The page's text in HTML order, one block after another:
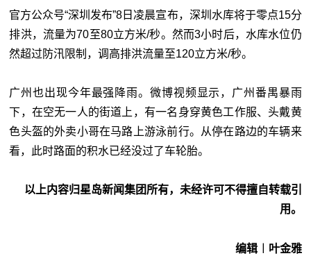
官方公众号“深圳发布”8日凌晨宣布，深圳水库将于零点15分
排洪，流量为70至80立方米/秒。然而3小时后，水库水位仍
然超过防汛限制，调高排洪流量至120立方米/秒。
广州也出现今年最强降雨。微博视频显示，广州番禺暴雨
下，在空无一人的街道上，有一名身穿黄色工作服、头戴黄
色头盔的外卖小哥在马路上游泳前行。从停在路边的车辆来
看，此时路面的积水已经没过了车轮胎。
以上内容归星岛新闻集团所有，未经许可不得擅自转载引
用。
编辑︱叶金雅